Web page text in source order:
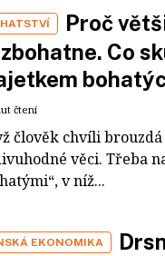
Proč
Co
čtení
člověk chvíli
věci. Třeba
v níž...
EKONOMIKA